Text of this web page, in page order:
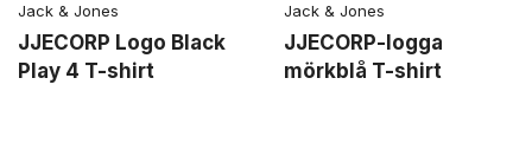
Jack & Jones
JJECORP Logo Black
Play 4 T-shirt
Jack & Jones
JJECORP-logga
mörkblå T-shirt